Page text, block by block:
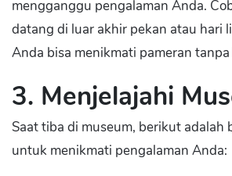
mengganggu pengalaman Anda.
datang di luar akhir pekan atau hari
Anda bisa menikmati pameran
3. Menjelajahi
Saat tiba di museum, berikut adalah
untuk menikmati pengalaman Anda: